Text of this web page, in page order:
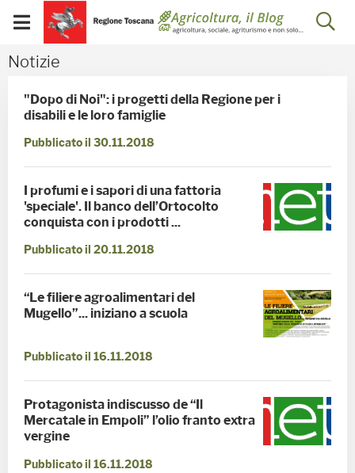
Skip to Main Content
Visualizza/chiudi
menu
mobile
Notizie - Blog
Notizie
"Dopo di Noi": i progetti della Regione per i
disabili e le loro famiglie
Pubblicato il 30.11.2018
I profumi e i sapori di una fattoria
'speciale'. Il banco dell’Ortocolto
conquista con i prodotti ...
Pubblicato il 20.11.2018
“Le filiere agroalimentari del
Mugello”... iniziano a scuola
Pubblicato il 16.11.2018
Protagonista indiscusso de “Il
Mercatale in Empoli” l’olio franto extra
vergine
Pubblicato il 16.11.2018